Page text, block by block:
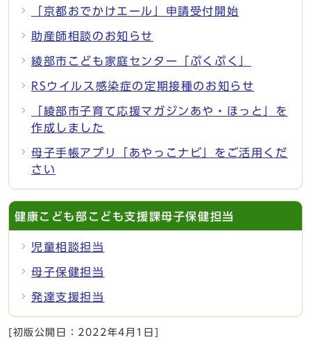
「京都おでかけエール」申請受付開始
助産師相談のお知らせ
綾部市こども家庭センター「ぷくぷく」
RSウイルス感染症の定期接種のお知らせ
「綾部市子育て応援マガジンあや・ほっと」を
作成しました
母子手帳アプリ「あやっこナビ」をご活用くだ
さい
健康こども部こども支援課母子保健担当
児童相談担当
母子保健担当
発達支援担当
[初版公開日： 2022年4月1日